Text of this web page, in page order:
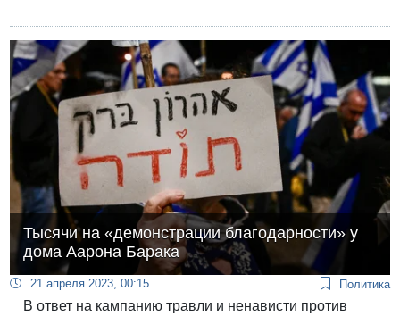
Тысячи на «демонстрации благодарности» у
дома Аарона Барака
21 апреля 2023, 00:15 Политика
В ответ на кампанию травли и ненависти против